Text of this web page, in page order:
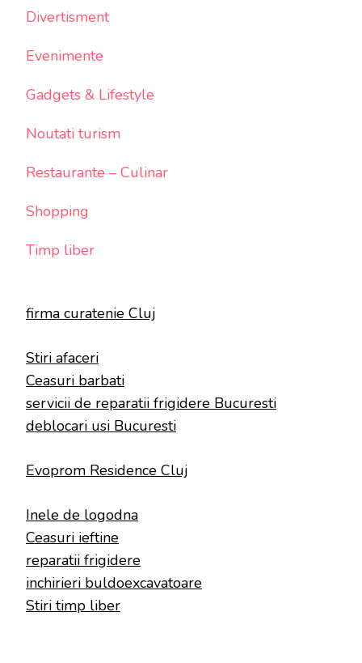
Divertisment
Evenimente
Gadgets & Lifestyle
Noutati turism
Restaurante – Culinar
Shopping
Timp liber
firma curatenie Cluj
Stiri afaceri
Ceasuri barbati
servicii de reparatii frigidere Bucuresti
deblocari usi Bucuresti
Evoprom Residence Cluj
Inele de logodna
Ceasuri ieftine
reparatii frigidere
inchirieri buldoexcavatoare
Stiri timp liber